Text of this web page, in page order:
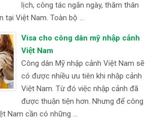
lịch, công tác ngắn ngày, thăm thân
tại Việt Nam. Toàn bộ ...
Visa cho công dân mỹ nhập cảnh
Việt Nam
Công dân Mỹ nhập cảnh Việt Nam sẽ
có được nhiều ưu tiên khi nhập cảnh
Việt Nam. Từ đó việc nhập cảnh đã
được thuận tiện hơn. Nhưng để công
Nam cần có những ...